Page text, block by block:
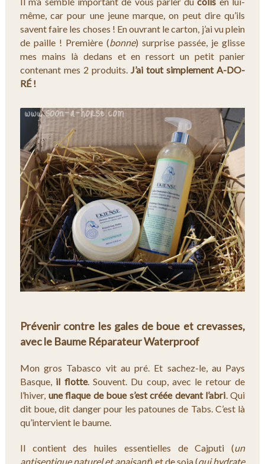
même, car pour une jeune marque, on peut dire qu’ils
savent faire les choses ! En ouvrant le carton, j’ai vu plein
de paille ! Première (bonne) surprise passée, je glisse
mes mains là dedans et en ressort un petit panier
contenant mes 2 produits.J’ai tout simplement A-DO-
RÉ !
Prévenir contre les gales de boue et crevasses,
avec le Baume Réparateur Waterproof
Mon gros Tabasco vit au pré. Et sachez-le, au Pays
Basque, il flotte. Souvent. Du coup, avec le retour de
l’hiver, une flaque de boue s’est créée devant l’abri. Qui
dit boue, dit danger pour les patounes de Tabs. C’est là
qu’intervient le baume.
Il contient des huiles essentielles de Cajputi (un
antiseptique naturel et apaisant) et de soja (qui hydrate